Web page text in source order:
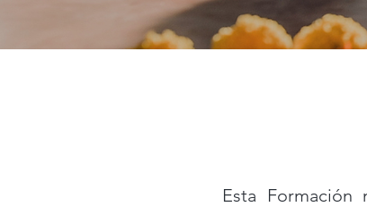
Esta Formación